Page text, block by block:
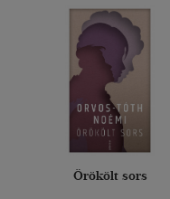
Örökölt sors